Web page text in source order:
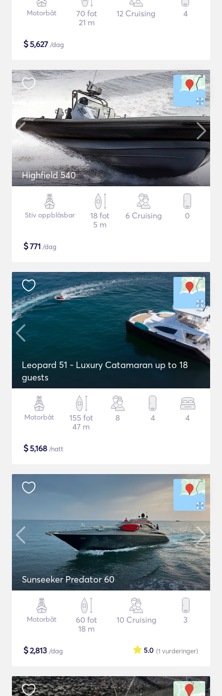
Motorbåt
70 fot
21 m
12 Cruising 4
$5,627 /dag
Highfield 540
Stiv oppblåsbar
18 fot
5 m
6 Cruising 0
$771 /dag
Leopard 51 - Luxury Catamaran up to 18
guests
Motorbåt
155 fot
47 m
8 4 4
$5,168 /natt
Sunseeker Predator 60
Motorbåt
60 fot
18 m
10 Cruising 3
$2,813 /dag (1 vurderinger)
5.0